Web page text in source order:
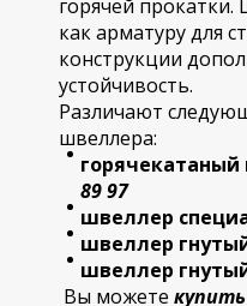
горячей
как арматуру для
конструкции
устойчивость.
Различают
швеллера:
горячекатаный
89 97
швеллер
швеллер
швеллер
Вы можете